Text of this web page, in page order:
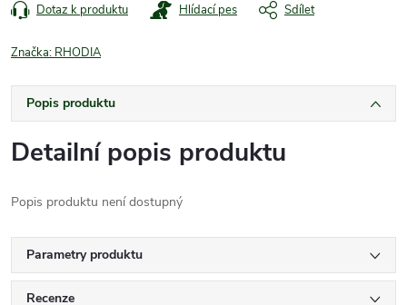
Dotaz k produktu Hlídací pes Sdílet
Značka: RHODIA
Popis produktu
Detailní popis produktu
Popis produktu není dostupný
Parametry produktu
Recenze